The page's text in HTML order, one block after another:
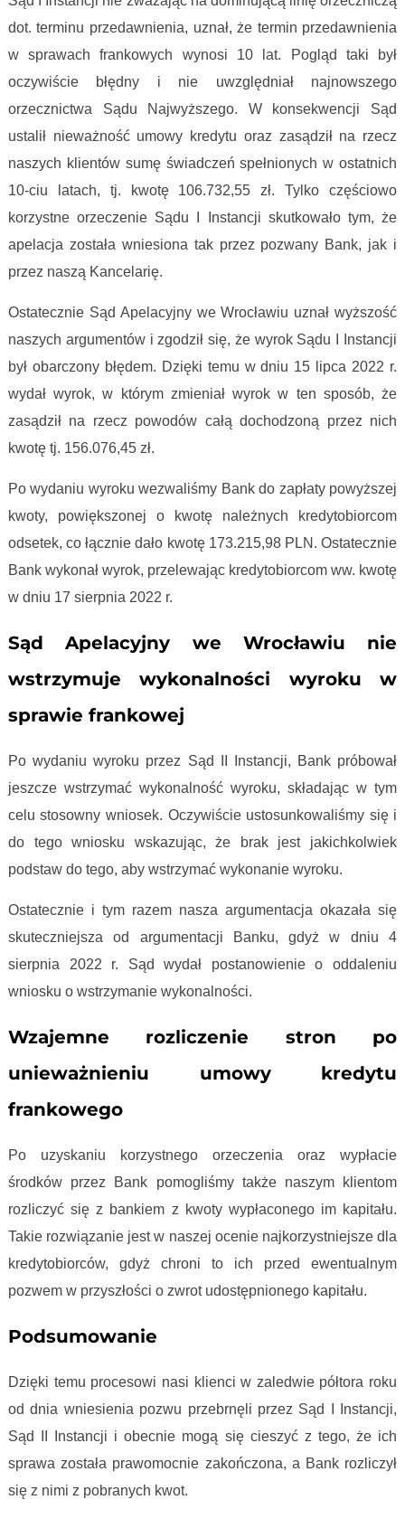
dot. terminu przedawnienia, uznał, że termin przedawnienia
w sprawach frankowych wynosi 10 lat. Pogląd taki był
oczywiście błędny i nie uwzględniał najnowszego
orzecznictwa Sądu Najwyższego. W konsekwencji Sąd
ustalił nieważność umowy kredytu oraz zasądził na rzecz
naszych klientów sumę świadczeń spełnionych w ostatnich
10-ciu latach, tj. kwotę 106.732,55 zł. Tylko częściowo
korzystne orzeczenie Sądu I Instancji skutkowało tym, że
apelacja została wniesiona tak przez pozwany Bank, jak i
przez naszą Kancelarię.
Ostatecznie Sąd Apelacyjny we Wrocławiu uznał wyższość
naszych argumentów i zgodził się, że wyrok Sądu I Instancji
był obarczony błędem. Dzięki temu w dniu 15 lipca 2022 r.
wydał wyrok, w którym zmieniał wyrok w ten sposób, że
zasądził na rzecz powodów całą dochodzoną przez nich
kwotę tj. 156.076,45 zł.
Po wydaniu wyroku wezwaliśmy Bank do zapłaty powyższej
kwoty, powiększonej o kwotę należnych kredytobiorcom
odsetek, co łącznie dało kwotę 173.215,98 PLN. Ostatecznie
Bank wykonał wyrok, przelewając kredytobiorcom ww. kwotę
w dniu 17 sierpnia 2022 r.
Sąd Apelacyjny we Wrocławiu nie
wstrzymuje wykonalności wyroku w
sprawie frankowej
Po wydaniu wyroku przez Sąd II Instancji, Bank próbował
jeszcze wstrzymać wykonalność wyroku, składając w tym
celu stosowny wniosek. Oczywiście ustosunkowaliśmy się i
do tego wniosku wskazując, że brak jest jakichkolwiek
podstaw do tego, aby wstrzymać wykonanie wyroku.
Ostatecznie i tym razem nasza argumentacja okazała się
skuteczniejsza od argumentacji Banku, gdyż w dniu 4
sierpnia 2022 r. Sąd wydał postanowienie o oddaleniu
wniosku o wstrzymanie wykonalności.
Wzajemne rozliczenie stron po
unieważnieniu umowy kredytu
frankowego
Po uzyskaniu korzystnego orzeczenia oraz wypłacie
środków przez Bank pomogliśmy także naszym klientom
rozliczyć się z bankiem z kwoty wypłaconego im kapitału.
Takie rozwiązanie jest w naszej ocenie najkorzystniejsze dla
kredytobiorców, gdyż chroni to ich przed ewentualnym
pozwem w przyszłości o zwrot udostępnionego kapitału.
Podsumowanie
Dzięki temu procesowi nasi klienci w zaledwie półtora roku
od dnia wniesienia pozwu przebrnęli przez Sąd I Instancji,
Sąd II Instancji i obecnie mogą się cieszyć z tego, że ich
sprawa została prawomocnie zakończona, a Bank rozliczył
się z nimi z pobranych kwot.